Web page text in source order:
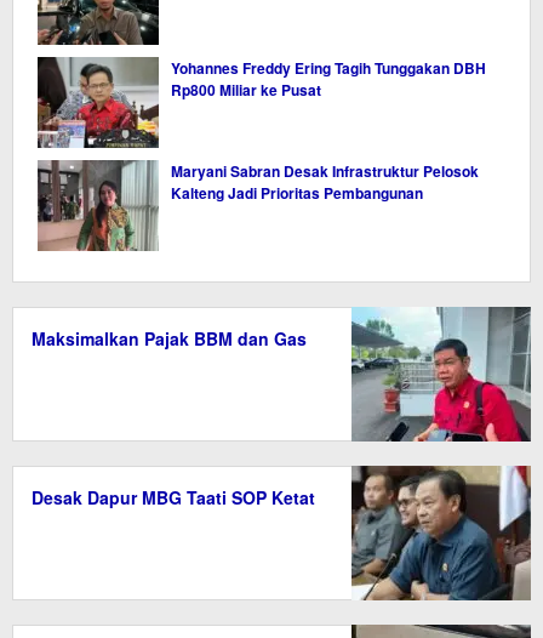
Yohannes Freddy Ering Tagih Tunggakan DBH
Rp800 Miliar ke Pusat
Maryani Sabran Desak Infrastruktur Pelosok
Kalteng Jadi Prioritas Pembangunan
Maksimalkan Pajak BBM dan Gas
Desak Dapur MBG Taati SOP Ketat